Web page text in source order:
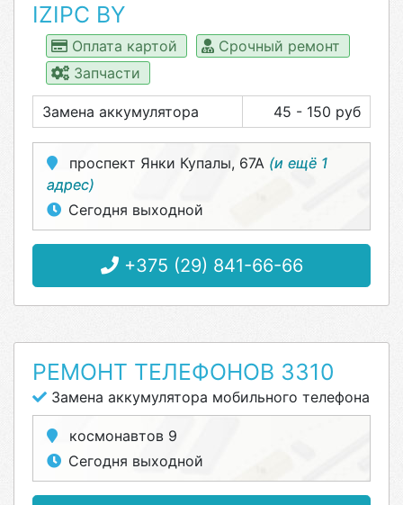
IZIPC BY
Оплата картой
Срочный ремонт
Запчасти
Замена аккумулятора 45 - 150 руб
проспект Янки Купалы, 67А (и ещё 1
адрес)
Сегодня выходной
+375 (29) 841-66-66
РЕМОНТ ТЕЛЕФОНОВ 3310
Замена аккумулятора мобильного телефона
космонавтов 9
Сегодня выходной